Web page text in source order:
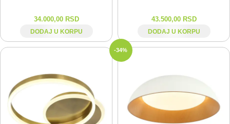
34.000,00 RSD
DODAJ U KORPU
43.500,00 RSD
DODAJ U KORPU
-34%